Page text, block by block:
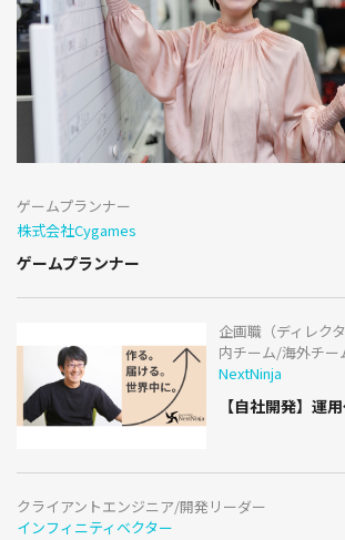
ゲームプランナー
株式会社Cygames
ゲームプランナー
企画職（ディレク
内チーム/海外チー
NextNinja
【自社開発】運
クライアントエンジニア/開発リーダー
インフィニティベクター